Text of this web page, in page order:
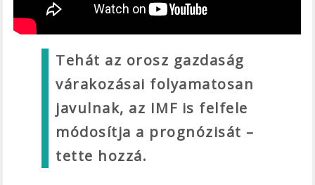
Tehát az orosz gazdaság
várakozásai folyamatosan
javulnak, az IMF is felfele
módosítja a prognózisát –
tette hozzá.